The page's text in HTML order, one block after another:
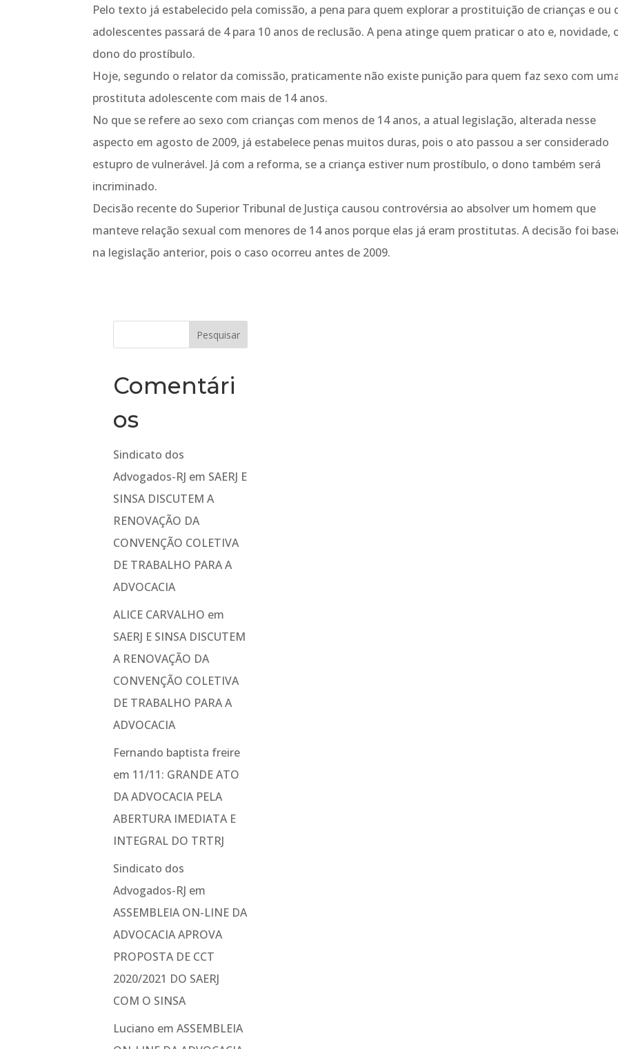
Pelo texto já estabelecido pela comissão, a pena para quem explorar a prostituição de crianças e ou
adolescentes passará de 4 para 10 anos de reclusão. A pena atinge quem praticar o ato e, novidade,
dono do prostíbulo.
Hoje, segundo o relator da comissão, praticamente não existe punição para quem faz sexo com
prostituta adolescente com mais de 14 anos.
No que se refere ao sexo com crianças com menos de 14 anos, a atual legislação, alterada nesse
aspecto em agosto de 2009, já estabelece penas muitos duras, pois o ato passou a ser considerado
estupro de vulnerável. Já com a reforma, se a criança estiver num prostíbulo, o dono também será
incriminado.
Decisão recente do Superior Tribunal de Justiça causou controvérsia ao absolver um homem que
manteve relação sexual com menores de 14 anos porque elas já eram prostitutas. A decisão foi
na legislação anterior, pois o caso ocorreu antes de 2009.
Comentári
os
Sindicato dos
Advogados-RJ em SAERJ E
SINSA DISCUTEM A
RENOVAÇÃO DA
CONVENÇÃO COLETIVA
DE TRABALHO PARA A
ADVOCACIA
ALICE CARVALHO em
SAERJ E SINSA DISCUTEM
A RENOVAÇÃO DA
CONVENÇÃO COLETIVA
DE TRABALHO PARA A
ADVOCACIA
Fernando baptista freire
em 11/11: GRANDE ATO
DA ADVOCACIA PELA
ABERTURA IMEDIATA E
INTEGRAL DO TRTRJ
Sindicato dos
Advogados-RJ em
ASSEMBLEIA ON-LINE DA
ADVOCACIA APROVA
PROPOSTA DE CCT
2020/2021 DO SAERJ
COM O SINSA
Luciano emASSEMBLEIA